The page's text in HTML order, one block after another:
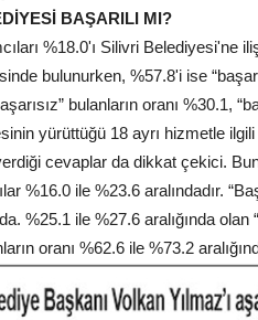
BAŞARILI MI?
%18.0'ı Silivri Belediyesi'ne
bulunurken, %57.8'i ise
bulanların oranı %30.1,
yürüttüğü 18 ayrı hizmetle
verdiği cevaplar da dikkat çekici.
%16.0 ile %23.6 aralındadır.
%25.1 ile %27.6 aralığında
oranı %62.6 ile %73.2